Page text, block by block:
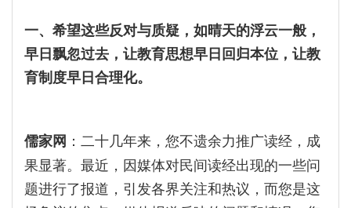
一、希望这些反对与质疑，如晴天的浮云一般，
早日飘忽过去，让教育思想早日回归本位，让教
育制度早日合理化。
儒家网 ：二十几年来，您不遗余力推广读经，成
果显著。最近，因媒体对民间读经出现的一些问
题进行了报道，引发各界关注和热议，而您是这